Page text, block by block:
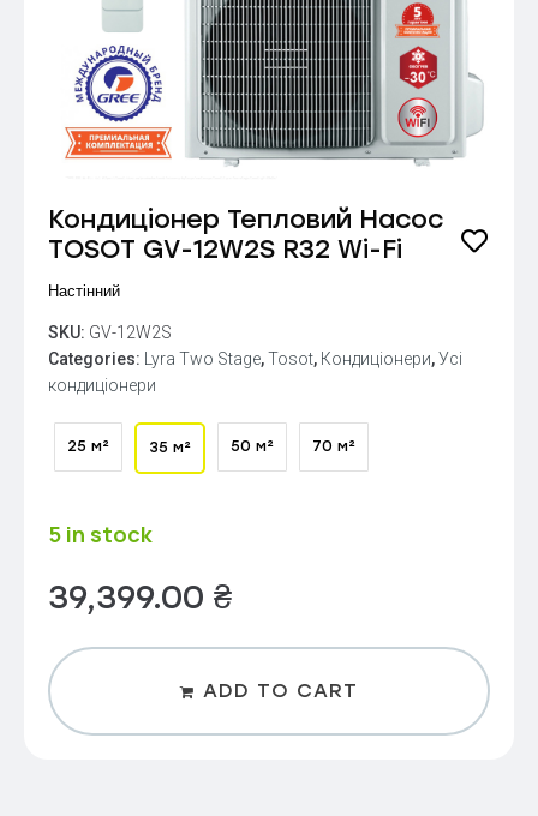
Кондиціонер Тепловий Насос
TOSOT GV-12W2S R32 Wi-Fi
Настінний
SKU: GV-12W2S
Categories:
Lyra Two Stage,Tosot, Кондиціонери,Усі
кондиціонери
25 м² 35 м² 50 м² 70 м²
5 in stock
39,399.00 ₴
ADD TO CART